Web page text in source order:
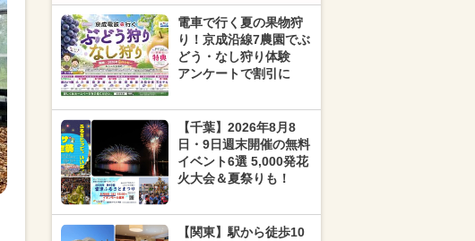
電車で行く夏の果物狩
り！京成沿線7農園でぶ
どう・なし狩り体験
アンケートで割引に
【千葉】2026年8月8
日・9日週末開催の無料
イベント6選 5,000発花
火大会＆夏祭りも！
【関東】駅から徒歩10